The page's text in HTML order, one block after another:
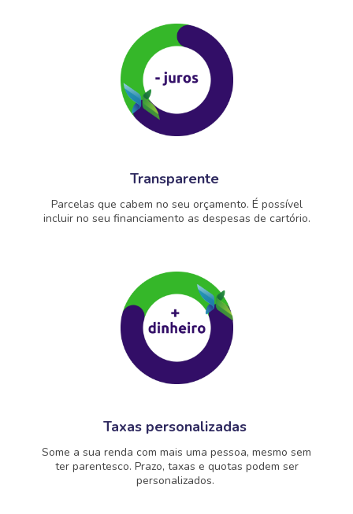
Transparente
Parcelas que cabem no seu orçamento. É possível
incluir no seu financiamento as despesas de cartório.
Taxas personalizadas
Some a sua renda com mais uma pessoa, mesmo sem
ter parentesco. Prazo, taxas e quotas podem ser
personalizados.